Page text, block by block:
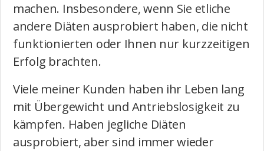
machen. Insbesondere, wenn Sie etliche
andere Diäten ausprobiert haben, die nicht
funktionierten oder Ihnen nur kurzzeitigen
Erfolg brachten.
Viele meiner Kunden haben ihr Leben lang
mit Übergewicht und Antriebslosigkeit zu
kämpfen. Haben jegliche Diäten
ausprobiert, aber sind immer wieder